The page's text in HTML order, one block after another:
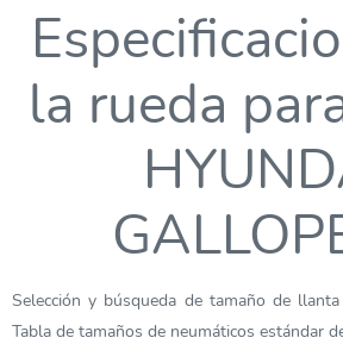
la rueda
Selección y búsqueda de tamaño de
Tabla de tamaños de neumáticos estándar